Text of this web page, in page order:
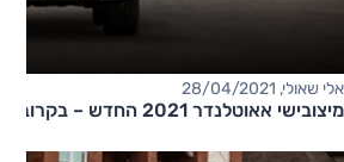
אלי שאולי, 28/04/2021
מיצובישי אאוטלנדר 2021 החדש – בקרוב בארץ, הזמנות עכשיו